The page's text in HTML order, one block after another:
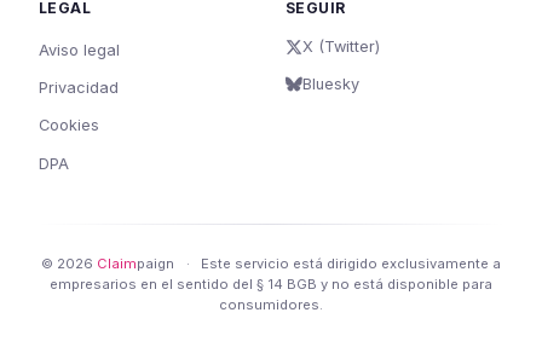
LEGAL
Aviso legal
Privacidad
Cookies
DPA
SEGUIR
X (Twitter)
Bluesky
© 2026 Claimpaign ·
Este servicio está dirigido exclusivamente a
empresarios en el sentido del § 14 BGB y no está disponible para
consumidores.